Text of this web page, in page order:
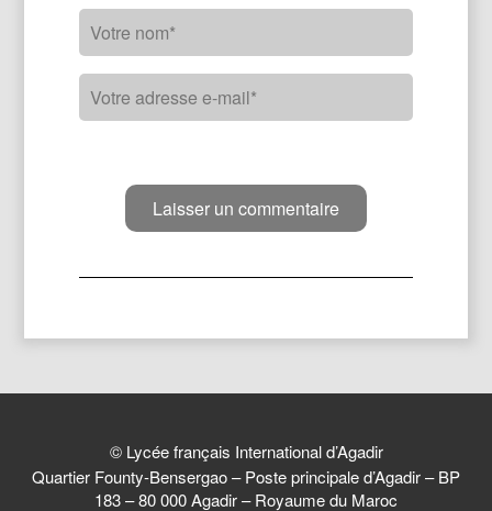
© Lycée français International d’Agadir
Quartier Founty-Bensergao – Poste principale d’Agadir – BP
183 – 80 000 Agadir – Royaume du Maroc